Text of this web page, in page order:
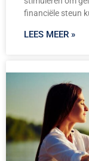
financiële steun
LEES MEER »